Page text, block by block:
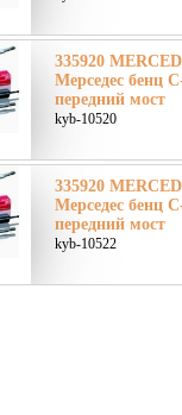
335920
Мерседес бенц
передний мост
kyb-10520
335920
Мерседес бенц
передний мост
kyb-10522